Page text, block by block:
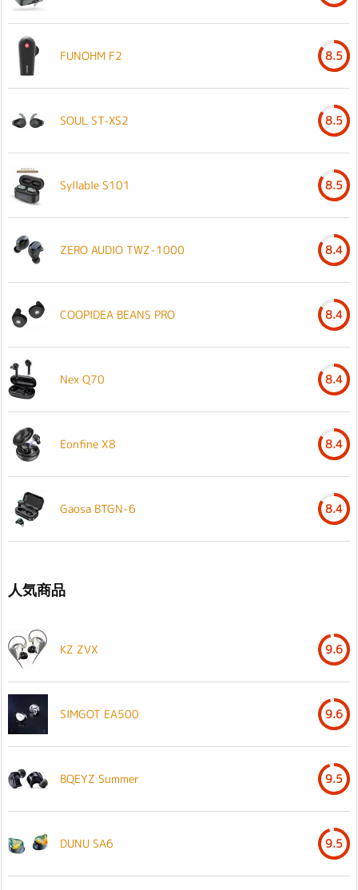
FUNOHM F2 8.5
SOUL ST-XS2 8.5
Syllable S101 8.5
ZERO AUDIO TWZ-1000 8.4
COOPIDEA BEANS PRO 8.4
Nex Q70 8.4
Eonfine X8 8.4
Gaosa BTGN-6 8.4
人気商品
KZ ZVX 9.6
SIMGOT EA500 9.6
BQEYZ Summer 9.5
DUNU SA6 9.5